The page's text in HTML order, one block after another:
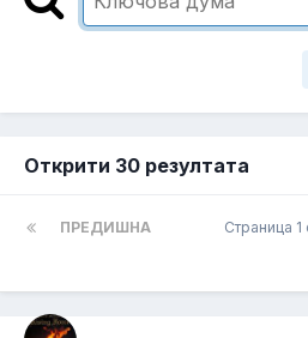
Открити 30 резултата
ПРЕДИШНА Страница 1